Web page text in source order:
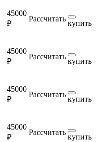
45000
₽
Рассчитать
купить
45000
₽
Рассчитать
купить
45000
₽
Рассчитать
купить
45000
₽
Рассчитать
купить